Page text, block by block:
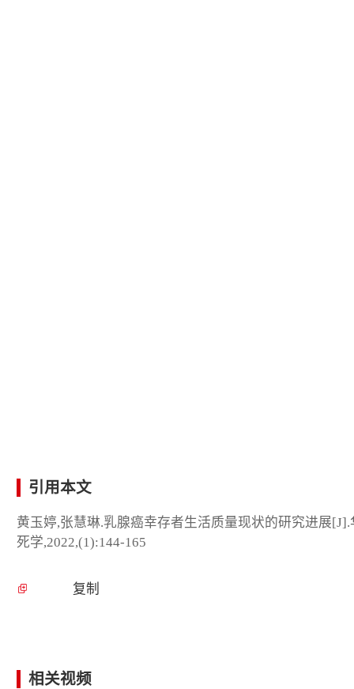
引用本文
黄玉婷,张慧琳.乳腺癌幸存者生活质量现状的研究进展[J].
死学,2022,(1):144-165
复制
相关视频